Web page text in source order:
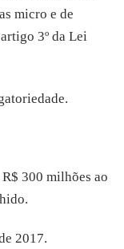
micro e de
3º da Lei
300 milhões ao
2017.